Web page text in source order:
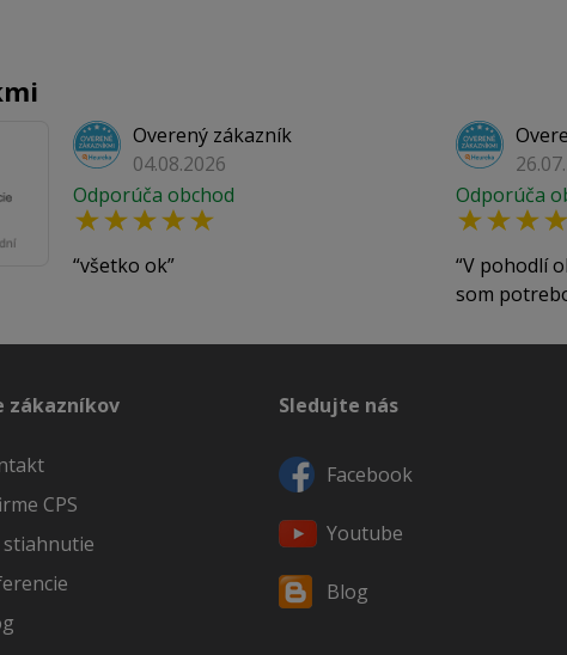
Overený zákazník
04.08.2026
Odporúča obchod
všetko ok
Odporúča
V pohodlí
som
zákazníkov
CPS
stiahnutie
Sledujte nás
Facebook
Youtube
Blog